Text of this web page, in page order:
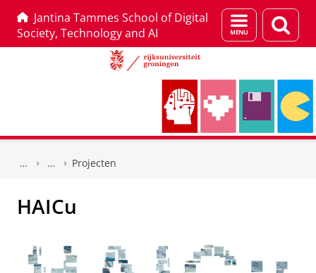
Jantina Tammes School of Digital
Society, Technology and AI
Menu
en
Projecten
HAICu